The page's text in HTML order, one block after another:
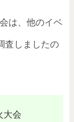
は、他のイベ
査しましたの
大会